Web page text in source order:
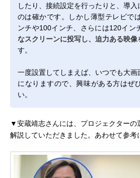
したり、接続設定を行ったりと、導
のは確かです。しかし薄型テレビで
ンチや100インチ、さらには120イン
なスクリーンに投写し、迫力ある映像
す。
一度設置してしまえば、いつでも大画
になりますので、興味がある方はぜ
い。
▼安蔵靖志さんには、プロジェクターの
解説していただきました。あわせて参考